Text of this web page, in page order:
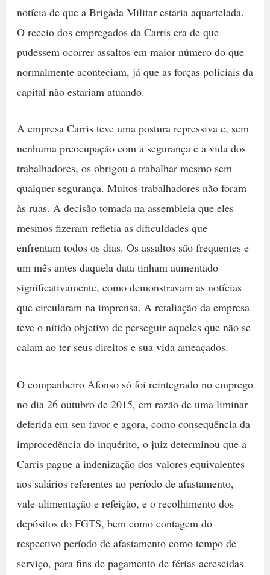
notícia de que a Brigada Militar estaria aquartelada.
O receio dos empregados da Carris era de que
pudessem ocorrer assaltos em maior número do que
normalmente aconteciam, já que as forças policiais da
capital não estariam atuando.
A empresa Carris teve uma postura repressiva e, sem
nenhuma preocupação com a segurança e a vida dos
trabalhadores, os obrigou a trabalhar mesmo sem
qualquer segurança. Muitos trabalhadores não foram
às ruas. A decisão tomada na assembleia que eles
mesmos fizeram refletia as dificuldades que
enfrentam todos os dias. Os assaltos são frequentes e
um mês antes daquela data tinham aumentado
significativamente, como demonstravam as notícias
que circularam na imprensa. A retaliação da empresa
teve o nítido objetivo de perseguir aqueles que não se
calam ao ter seus direitos e sua vida ameaçados.
O companheiro Afonso só foi reintegrado no emprego
no dia 26 outubro de 2015, em razão de uma liminar
deferida em seu favor e agora, como consequência da
improcedência do inquérito, o juiz determinou que a
Carris pague a indenização dos valores equivalentes
aos salários referentes ao período de afastamento,
vale-alimentação e refeição, e o recolhimento dos
depósitos do FGTS, bem como contagem do
respectivo período de afastamento como tempo de
serviço, para fins de pagamento de férias acrescidas